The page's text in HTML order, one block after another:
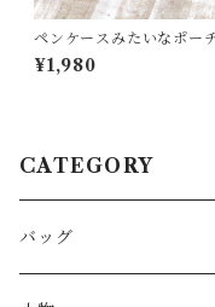
ペンケースみたいなポー
K-0656＞
¥1,980
CATEGORY
バッグ